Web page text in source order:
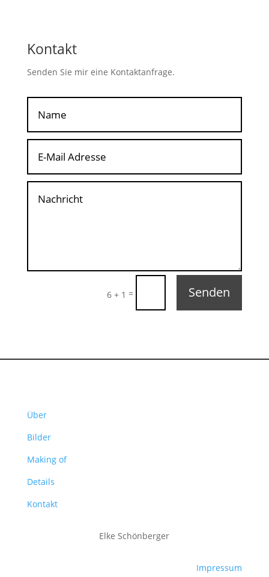
Kontakt
Senden Sie mir eine Kontaktanfrage.
6 + 1 = Senden
Über
Bilder
Making of
Details
Kontakt
Elke Schönberger
Impressum